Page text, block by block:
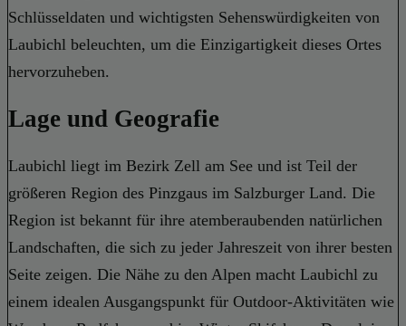
Schlüsseldaten und wichtigsten Sehenswürdigkeiten von
Laubichl beleuchten, um die Einzigartigkeit dieses Ortes
hervorzuheben.
Lage und Geografie
Laubichl liegt im Bezirk Zell am See und ist Teil der
größeren Region des Pinzgaus im Salzburger Land. Die
Region ist bekannt für ihre atemberaubenden natürlichen
Landschaften, die sich zu jeder Jahreszeit von ihrer besten
Seite zeigen. Die Nähe zu den Alpen macht Laubichl zu
einem idealen Ausgangspunkt für Outdoor-Aktivitäten wie